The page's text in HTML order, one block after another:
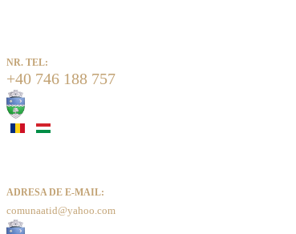
NR. TEL:
+40 746 188 757
ADRESA DE E-MAIL:
comunaatid@yahoo.com